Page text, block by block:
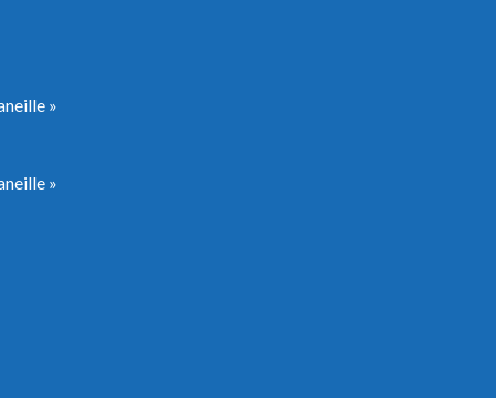
»
»